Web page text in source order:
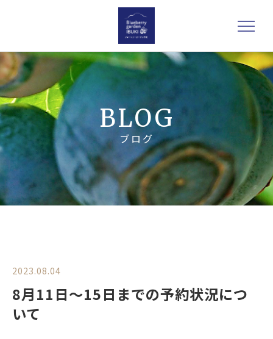
BLOG
ブログ
2023.08.04
8月11日～15日までの予約状況につ
いて